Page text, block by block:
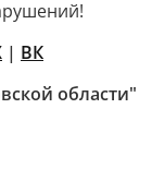
| ВК
области"